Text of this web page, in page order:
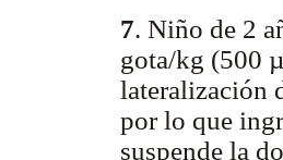
7. Niño de 2
gota/kg (500
lateralización
por lo que
suspende la